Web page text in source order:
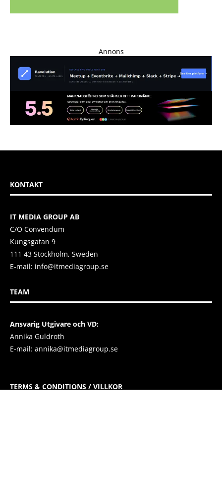
Annons
KONTAKT
IT MEDIA GROUP AB
C/O Convendum
Kungsgatan 9
111 43 Stockholm, Sweden
E-mail: info@itmediagroup.se
TEAM
Ansvarig Utgivare och VD:
Annika Guldroth
E-mail: annika@itmediagroup.se
TERMS & CONDITIONS / VILLKOR